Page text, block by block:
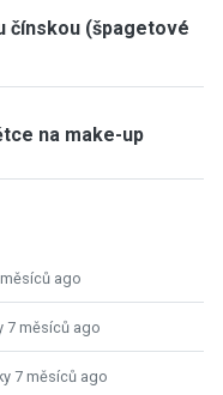
čínskou (špagetové
na make-up
ago
7 měsíců ago
7 měsíců ago